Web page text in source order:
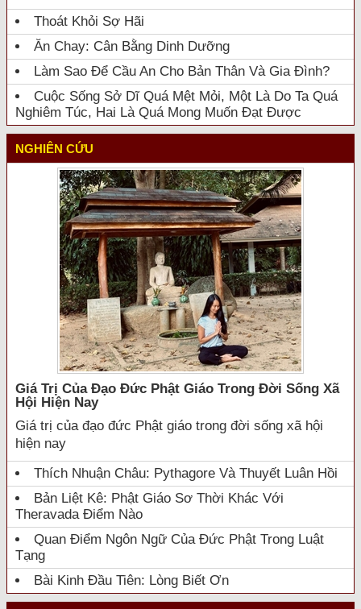
Thoát Khỏi Sợ Hãi
Ăn Chay: Cân Bằng Dinh Dưỡng
Làm Sao Để Cầu An Cho Bản Thân Và Gia Đình?
Cuộc Sống Sở Dĩ Quá Mệt Mỏi, Một Là Do Ta Quá
Nghiêm Túc, Hai Là Quá Mong Muốn Đạt Được
NGHIÊN CỨU
Giá Trị Của Đạo Đức Phật Giáo Trong Đời Sống Xã
Hội Hiện Nay
Giá trị của đạo đức Phật giáo trong đời sống xã hội
hiện nay
Thích Nhuận Châu: Pythagore Và Thuyết Luân Hồi
Bản Liệt Kê: Phật Giáo Sơ Thời Khác Với
Theravada Điểm Nào
Quan Điểm Ngôn Ngữ Của Đức Phật Trong Luật
Tạng
Bài Kinh Đầu Tiên: Lòng Biết Ơn